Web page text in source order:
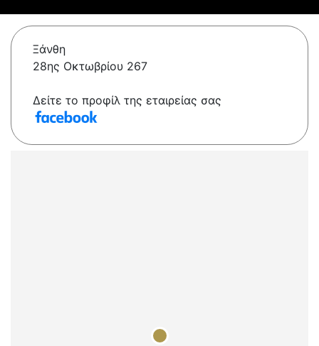
Ξάνθη
28ης Οκτωβρίου 267
Δείτε το προφίλ της εταιρείας σας